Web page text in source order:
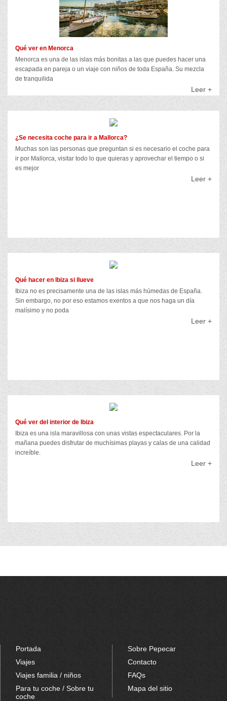
Qué ver en Menorca
Menorca es una de las islas más bonitas a las que puedes hacer una
escapada en pareja o un viaje con niños de toda España. Su mezcla
de tranquilida
Leer +
¿Se necesita coche para ir a Mallorca?
Muchas son las personas que preguntan si es necesario el coche para
ir por Mallorca, visitar todo lo que quieras y aprovechar el tiempo o si
es mejor
Leer +
Qué hacer en Ibiza si llueve
Ibiza no es precisamente una de las islas más húmedas de España.
Sin embargo, no por eso estamos exentos a que nos haga un día
malísimo y no poda
Leer +
Qué ver del interior de Ibiza
Ibiza es una isla maravillosa con unas vistas espectaculares. Por la
mañana puedes disfrutar de muchísimas playas y calas de una calidad
increíble.
Leer +
Portada
Viajes
Viajes familia / niños
Para tu coche / Sobre tu
coche
Sobre Pepecar
Contacto
FAQs
Mapa del sitio